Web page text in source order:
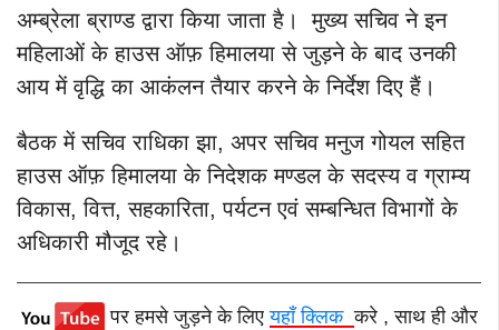
अम्ब्रेला ब्राण्ड द्वारा किया जाता है। मुख्य सचिव ने इन
महिलाओं के हाउस ऑफ़ हिमालया से जुड़ने के बाद उनकी
आय में वृद्धि का आकंलन तैयार करने के निर्देश दिए हैं।
बैठक में सचिव राधिका झा, अपर सचिव मनुज गोयल सहित
हाउस ऑफ़ हिमालया के निदेशक मण्डल के सदस्य व ग्राम्य
विकास, वित्त, सहकारिता, पर्यटन एवं सम्बन्धित विभागों के
अधिकारी मौजूद रहे।
पर हमसे जुड़ने के लिएयहाँ क्लिककरे , साथ ही और